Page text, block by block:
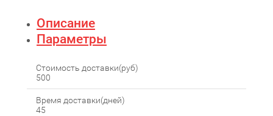
Описание
Параметры
Стоимость доставки(руб)
500
Время доставки(дней)
45